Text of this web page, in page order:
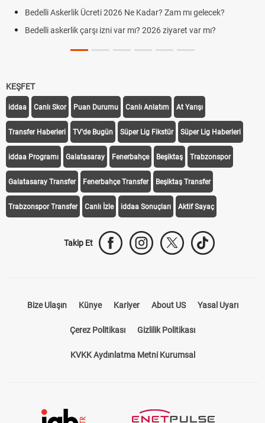
Bedelli Askerlik Ücreti 2026 Ne Kadar? Zam mı gelecek?
Bedelli askerlik çarşı izni var mı? 2026 ziyaret var mı?
KEŞFET
iddaa Canlı Skor Puan Durumu Canlı Anlatım At Yarışı
Transfer Haberleri TV'de Bugün Süper Lig Fikstür Süper Lig Haberleri
iddaa Programı Galatasaray Fenerbahçe Beşiktaş Trabzonspor
Galatasaray Transfer Fenerbahçe Transfer Beşiktaş Transfer
Trabzonspor Transfer Canlı İzle iddaa Sonuçları Aktif Sayaç
Takip Et
Bize Ulaşın Künye Kariyer About US Yasal Uyarı
Çerez Politikası Gizlilik Politikası
KVKK Aydınlatma Metni Kurumsal